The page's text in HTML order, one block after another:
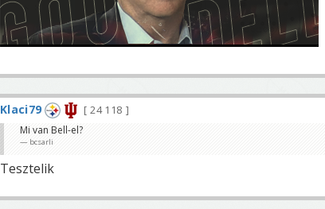
Klaci79
24 118
Mi van Bell-el?
bcsarli
Tesztelik